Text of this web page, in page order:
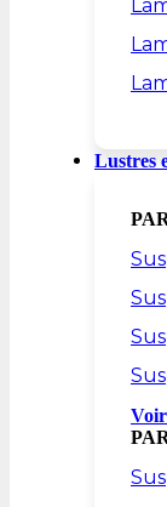
Lustres
Voir